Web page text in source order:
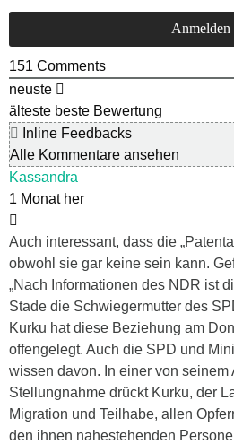
151 Comments
neuste
älteste beste Bewertung
Inline Feedbacks
Alle Kommentare ansehen
Kassandra
1 Monat her
Auch interessant, dass die
obwohl sie gar keine sein kann.
„Nach Informationen des NDR ist
Stade die Schwiegermutter des
Kurku hat diese Beziehung am
offengelegt. Auch die SPD und
wissen davon. In einer von seinem
Stellungnahme drückt Kurku, der
Migration und Teilhabe, allen
den ihnen nahestehenden